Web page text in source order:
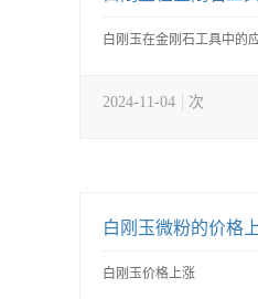
白刚玉在金刚石工具中的
2024-11-04 次
白刚玉微粉的价格
白刚玉价格上涨